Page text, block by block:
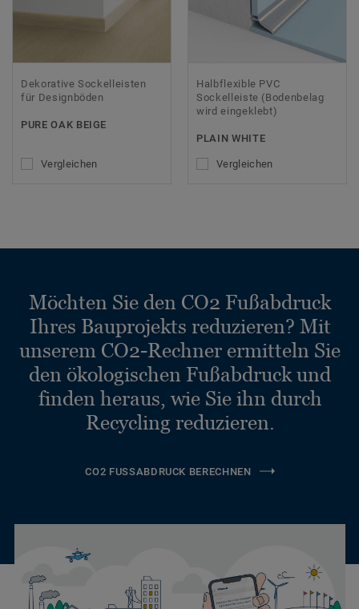
Dekorative Sockelleisten
für Designböden
PURE OAK BEIGE
Vergleichen
Halbflexible PVC
Sockelleiste (Bodenbelag
wird eingeklebt)
PLAIN WHITE
Vergleichen
Möchten Sie den CO2 Fußabdruck
Ihres Bauprojekts reduzieren? Mit
unserem CO2-Rechner ermitteln Sie
den ökologischen Fußabdruck und
finden heraus, wie Sie ihn durch
Recycling reduzieren.
CO2 FUSSABDRUCK BERECHNEN